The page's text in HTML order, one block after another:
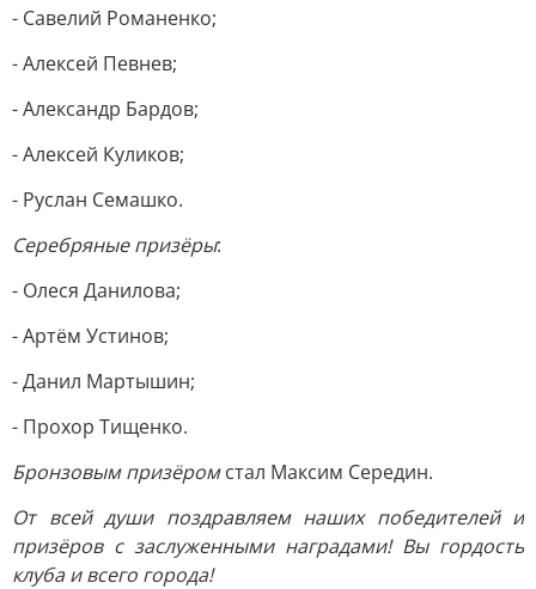
- Савелий Романенко;
- Алексей Певнев;
- Александр Бардов;
- Алексей Куликов;
- Руслан Семашко.
Серебряные призёры:
- Олеся Данилова;
- Артём Устинов;
- Данил Мартышин;
- Прохор Тищенко.
Бронзовым призёромстал Максим Середин.
От всей души поздравляем наших победителей и
призёров с заслуженными наградами! Вы гордость
клуба и всего города!